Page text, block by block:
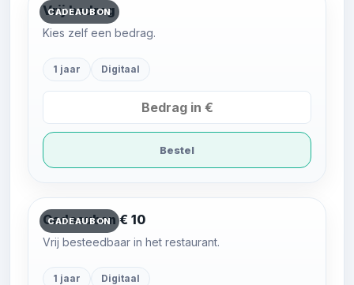
CADEAUBON
Vrij bedrag
Kies zelf een bedrag.
1 jaar Digitaal
Bestel
CADEAUBON
Cadeaubon € 10
Vrij besteedbaar in het restaurant.
1 jaar Digitaal